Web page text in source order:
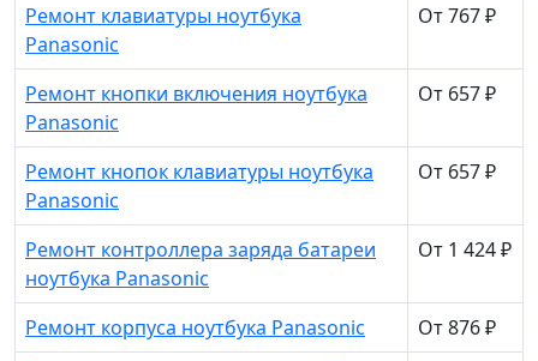
Ремонт клавиатуры ноутбука
Panasonic
От 767 ₽
Ремонт кнопки включения ноутбука
Panasonic
От 657 ₽
Ремонт кнопок клавиатуры ноутбука
Panasonic
От 657 ₽
Ремонт контроллера заряда батареи
ноутбука Panasonic
От 1 424 ₽
Ремонт корпуса ноутбука Panasonic
От 876 ₽